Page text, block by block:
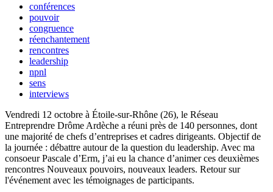
conférences
pouvoir
congruence
réenchantement
rencontres
leadership
npnl
sens
interviews
Vendredi 12 octobre à Étoile-sur-Rhône (26), le Réseau
Entreprendre Drôme Ardèche a réuni près de 140 personnes, dont
une majorité de chefs d’entreprises et cadres dirigeants. Objectif de
la journée : débattre autour de la question du leadership. Avec ma
consoeur Pascale d’Erm, j’ai eu la chance d’animer ces deuxièmes
rencontres Nouveaux pouvoirs, nouveaux leaders. Retour sur
l'événement avec les témoignages de participants.